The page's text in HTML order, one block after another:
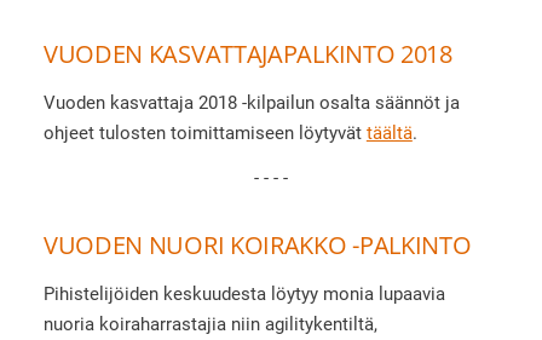
VUODEN KASVATTAJAPALKINTO 2018
Vuoden kasvattaja 2018 -kilpailun osalta säännöt ja
ohjeet tulosten toimittamiseen löytyvät täältä.
- - - -
VUODEN NUORI KOIRAKKO -PALKINTO
Pihistelijöiden keskuudesta löytyy monia lupaavia
nuoria koiraharrastajia niin agilitykentiltä,